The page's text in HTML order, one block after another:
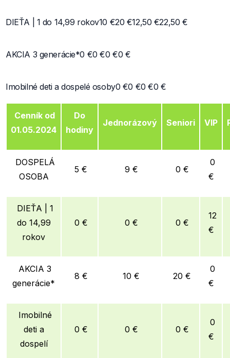
DIEŤA | 1 do 14,99 rokov10 €20 €12,50 €22,50 €
AKCIA 3 generácie*0 €0 €0 €0 €
Imobilné deti a dospelé osoby0 €0 €0 €0 €
Cenník od
01.05.2024
Do
hodiny
Jednorázový Seniori VIP
DOSPELÁ
OSOBA
5 € 9 € 0 €
0
€
DIEŤA | 1
do 14,99
rokov
0 € 0 € 0 €
12
€
AKCIA 3
generácie*
8 € 10 € 20 €
0
€
Imobilné
deti a
dospelí
0 € 0 € 0 €
0
€